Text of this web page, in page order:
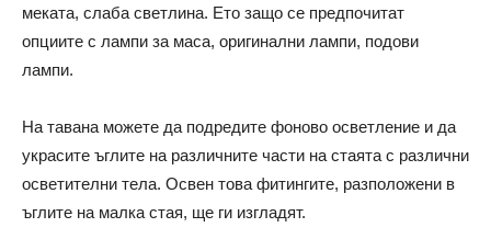
меката, слаба светлина. Ето защо се предпочитат
опциите с лампи за маса, оригинални лампи, подови
лампи.
На тавана можете да подредите фоново осветление и да
украсите ъглите на различните части на стаята с различни
осветителни тела. Освен това фитингите, разположени в
ъглите на малка стая, ще ги изгладят.